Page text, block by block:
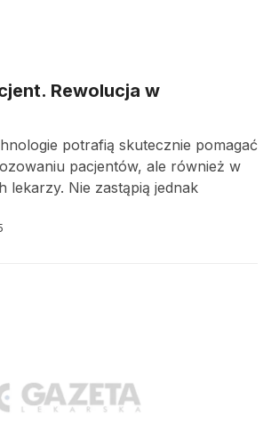
Rewolucja w
potrafią skutecznie pomagać
pacjentów, ale również w
lekarzy. Nie zastąpią jednak